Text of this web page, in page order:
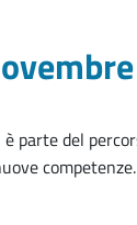
parte del
competenze.